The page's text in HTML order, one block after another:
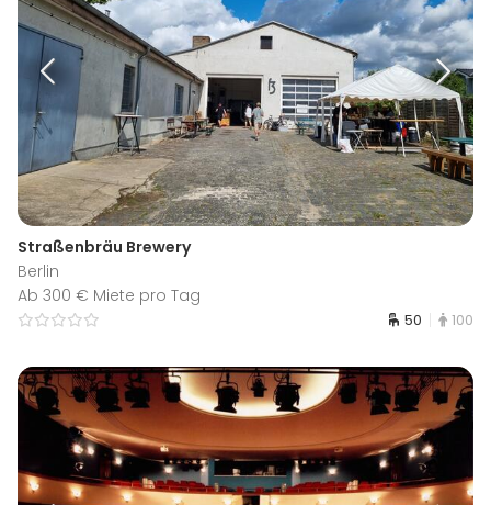
Straßenbräu Brewery
Berlin
Ab 300 € Miete pro Tag
50 100